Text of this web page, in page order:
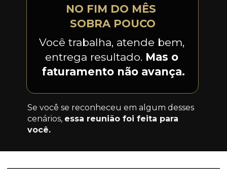
NO FIM DO MÊS
SOBRA POUCO
Você trabalha, atende bem,
entrega resultado. Mas o
faturamento não avança.
Se você se reconheceu em algum desses
cenários, essa reunião foi feita para
você.